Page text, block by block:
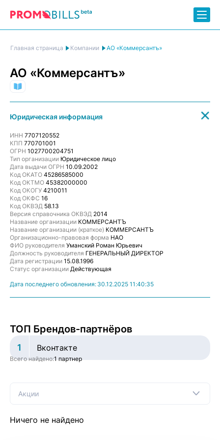
Главная страница Компании АО «Коммерсантъ»
АО «Коммерсантъ»
Юридическая информация
ИНН 7707120552
КПП 770701001
ОГРН 1027700204751
Тип организации Юридическое лицо
Дата выдачи ОГРН 10.09.2002
Код ОКАТО 45286585000
Код ОКТМО 45382000000
Код ОКОГУ 4210011
Код ОКФС 16
Код ОКВЭД 58.13
Версия справочника ОКВЭД 2014
Название организации КОММЕРСАНТЪ
Название организации (краткое) КОММЕРСАНТЪ
Организационно-правовая форма НАО
ФИО руководителя Уманский Роман Юрьевич
Должность руководителя ГЕНЕРАЛЬНЫЙ ДИРЕКТОР
Дата регистрации 15.08.1996
Статус организации Действующая
Дата последнего обновления: 30.12.2025 11:40:35
ТОП Брендов-партнёров
1 Вконтакте
Всего найдено:1 партнер
Акции
Ничего не найдено